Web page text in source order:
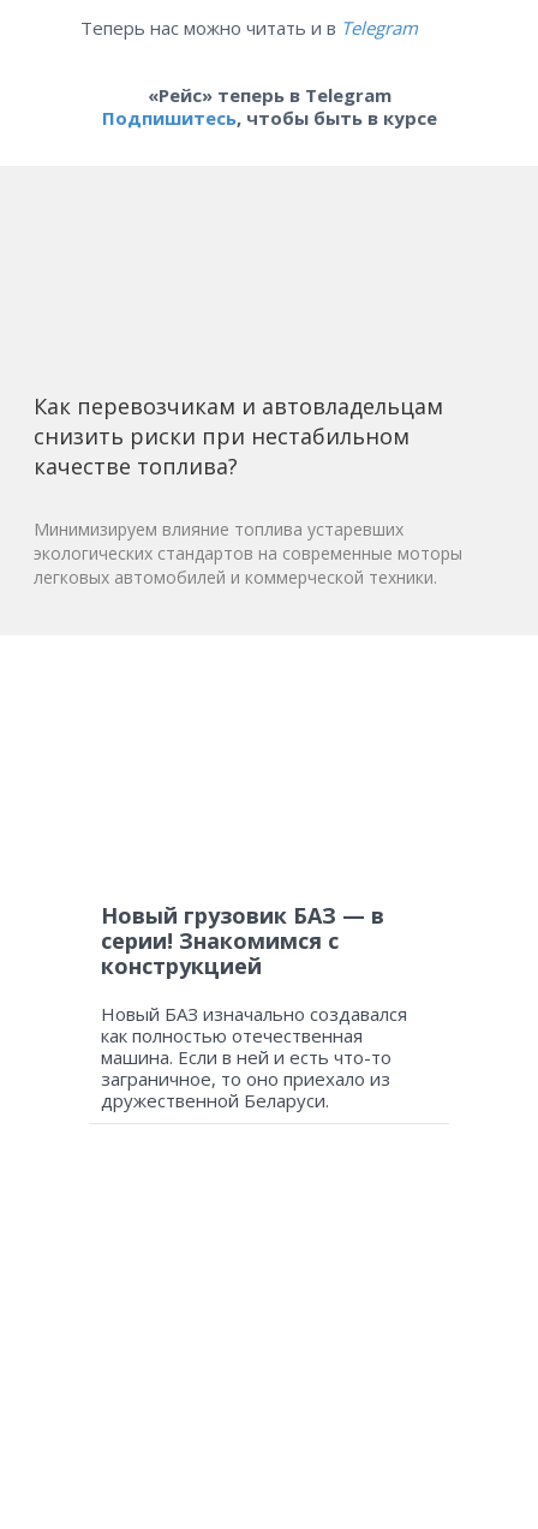
Теперь нас можно читать и в Telegram
«Рейс» теперь в Telegram
Подпишитесь, чтобы быть в курсе
Как перевозчикам и автовладельцам
снизить риски при нестабильном
качестве топлива?
Минимизируем влияние топлива устаревших
экологических стандартов на современные моторы
легковых автомобилей и коммерческой техники.
Новый грузовик БАЗ — в
серии! Знакомимся с
конструкцией
Новый БАЗ изначально создавался
как полностью отечественная
машина. Если в ней и есть что-то
заграничное, то оно приехало из
дружественной Беларуси.